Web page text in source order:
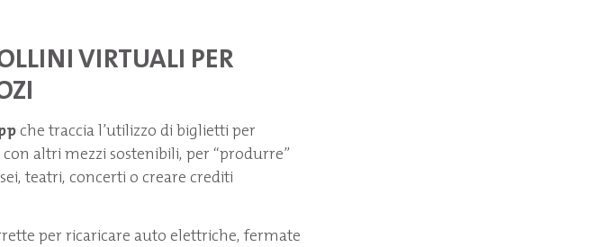
VIRTUALI PER
che traccia l’utilizzo di biglietti per
altri mezzi sostenibili, per “produrre”
teatri, concerti o creare crediti
per ricaricare auto elettriche, fermate